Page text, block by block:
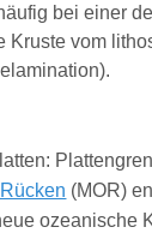
bei einer
Kruste vom
(MOR)
ozeanische